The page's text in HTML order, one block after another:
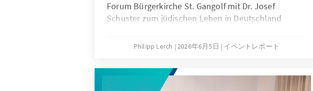
Forum Bürgerkirche St. Gangolf mit Dr. Josef
Schuster zum jüdischen Leben in Deutschland
Philipp Lerch 2026年6月5日 イベントレポート